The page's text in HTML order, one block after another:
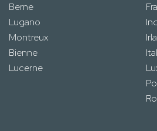
Berne
Lugano
Montreux
Bienne
Lucerne